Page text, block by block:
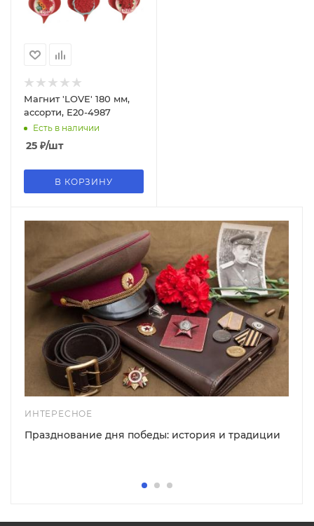
Магнит 'LOVE' 180 мм,
ассорти, Е20-4987
Есть в наличии
25 ₽/шт
В КОРЗИНУ
ИНТЕРЕСНОЕ
Празднование дня победы: история и традиции